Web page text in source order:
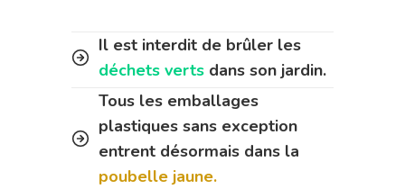
Il est interdit de brûler les
déchets verts dans son jardin.
Tous les emballages
plastiques sans exception
entrent désormais dans la
poubelle jaune.